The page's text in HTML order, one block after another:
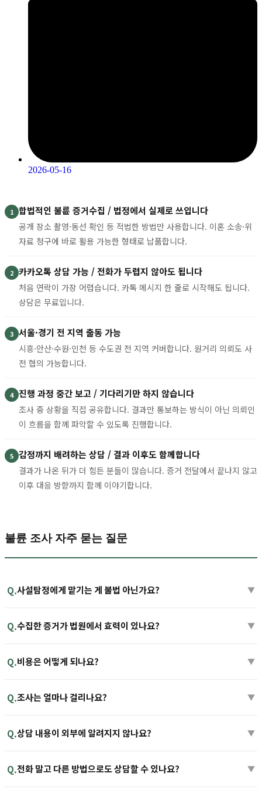
2026-05-16
1 합법적인 불륜 증거수집 / 법정에서 실제로 쓰입니다
공개 장소 촬영·동선 확인 등 적법한 방법만 사용합니다. 이혼 소송·위
자료 청구에 바로 활용 가능한 형태로 납품합니다.
2 카카오톡 상담 가능 / 전화가 두렵지 않아도 됩니다
처음 연락이 가장 어렵습니다. 카톡 메시지 한 줄로 시작해도 됩니다.
상담은 무료입니다.
3 서울·경기 전 지역 출동 가능
시흥·안산·수원·인천 등 수도권 전 지역 커버합니다. 원거리 의뢰도 사
전 협의 가능합니다.
4 진행 과정 중간 보고 / 기다리기만 하지 않습니다
조사 중 상황을 직접 공유합니다. 결과만 통보하는 방식이 아닌 의뢰인
이 흐름을 함께 파악할 수 있도록 진행합니다.
5 감정까지 배려하는 상담 / 결과 이후도 함께합니다
결과가 나온 뒤가 더 힘든 분들이 많습니다. 증거 전달에서 끝나지 않고
이후 대응 방향까지 함께 이야기합니다.
불륜 조사 자주 묻는 질문
Q.사설탐정에게 맡기는 게 불법 아닌가요? ▼
Q.수집한 증거가 법원에서 효력이 있나요? ▼
Q.비용은 어떻게 되나요? ▼
Q.조사는 얼마나 걸리나요? ▼
Q.상담 내용이 외부에 알려지지 않나요? ▼
Q.전화 말고 다른 방법으로도 상담할 수 있나요? ▼